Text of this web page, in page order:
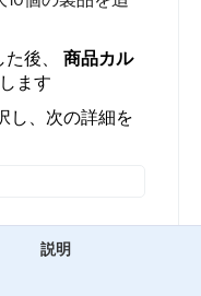
後、 商品カル
ます
し、次の詳細を
説明